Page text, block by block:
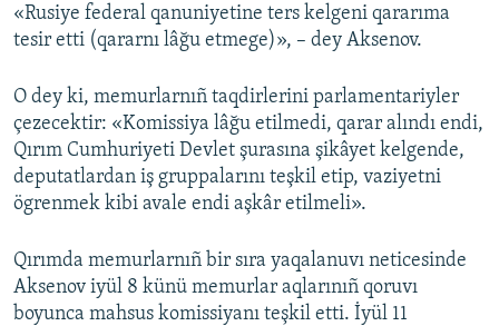
QOŞULIÑIZ!
RFE/RS bütün saytları
«Rusiye federal qanuniyetine ters kelgeni qararıma
tesir etti (qararnı lâğu etmege)», – dey Aksenov.
O dey ki, memurlarnıñ taqdirlerini parlamentariyler
çezecektir: «Komissiya lâğu etilmedi, qarar alındı endi,
Qırım Cumhuriyeti Devlet şurasına şikâyet kelgende,
deputatlardan iş gruppalarını teşkil etip, vaziyetni
ögrenmek kibi avale endi aşkâr etilmeli».
Qırımda memurlarnıñ bir sıra yaqalanuvı neticesinde
Aksenov iyül 8 künü memurlar aqlarınıñ qoruvı
boyunca mahsus komissiyanı teşkil etti. İyül 11